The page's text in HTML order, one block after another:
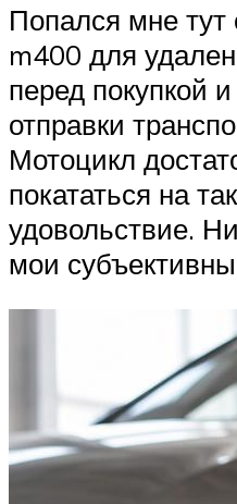
Попался мне тут
m400 для
перед покупкой
отправки
Мотоцикл
покататься на
удовольствие.
мои